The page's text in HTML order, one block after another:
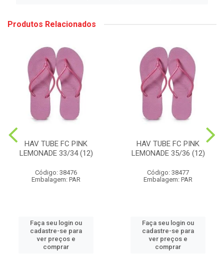
Produtos Relacionados
HAV TUBE FC PINK
LEMONADE 33/34 (12)
Código: 38476
Embalagem: PAR
Faça seu login ou
cadastre-se para
ver preços e
comprar
HAV TUBE FC PINK
LEMONADE 35/36 (12)
Código: 38477
Embalagem: PAR
Faça seu login ou
cadastre-se para
ver preços e
comprar